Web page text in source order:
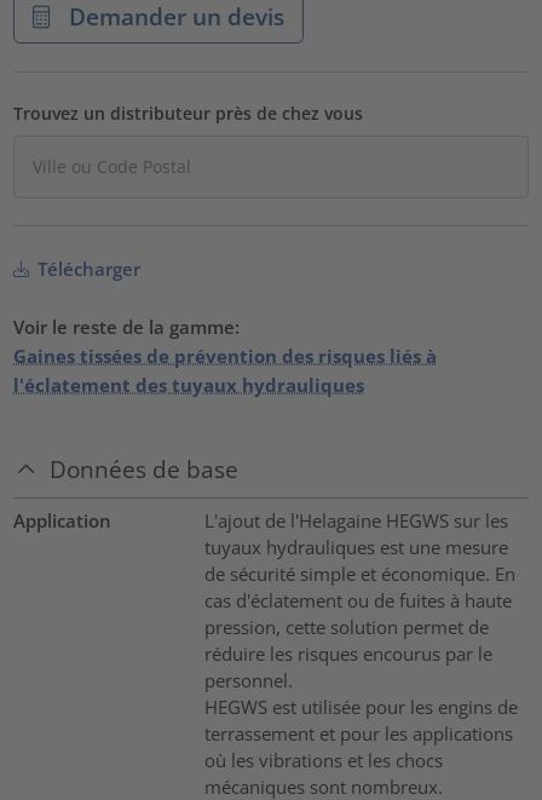
Demander un devis
Trouvez un distributeur près de chez vous
Télécharger
Voir le reste de la gamme:
Gaines tissées de prévention des risques liés à
l'éclatement des tuyaux hydrauliques
Données de base
Application
L'ajout de l'Helagaine HEGWS sur les
tuyaux hydrauliques est une mesure
de sécurité simple et économique. En
cas d'éclatement ou de fuites à haute
pression, cette solution permet de
réduire les risques encourus par le
personnel.
HEGWS est utilisée pour les engins de
terrassement et pour les applications
où les vibrations et les chocs
mécaniques sont nombreux.